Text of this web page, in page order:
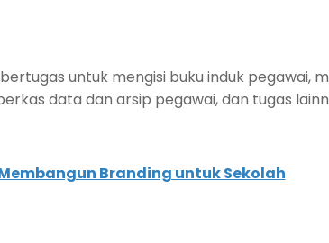
untuk mengisi buku induk pegawai,
data dan arsip pegawai, dan tugas
Branding untuk Sekolah